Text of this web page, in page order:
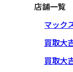
店舗一覧
マック
買取大
買取大